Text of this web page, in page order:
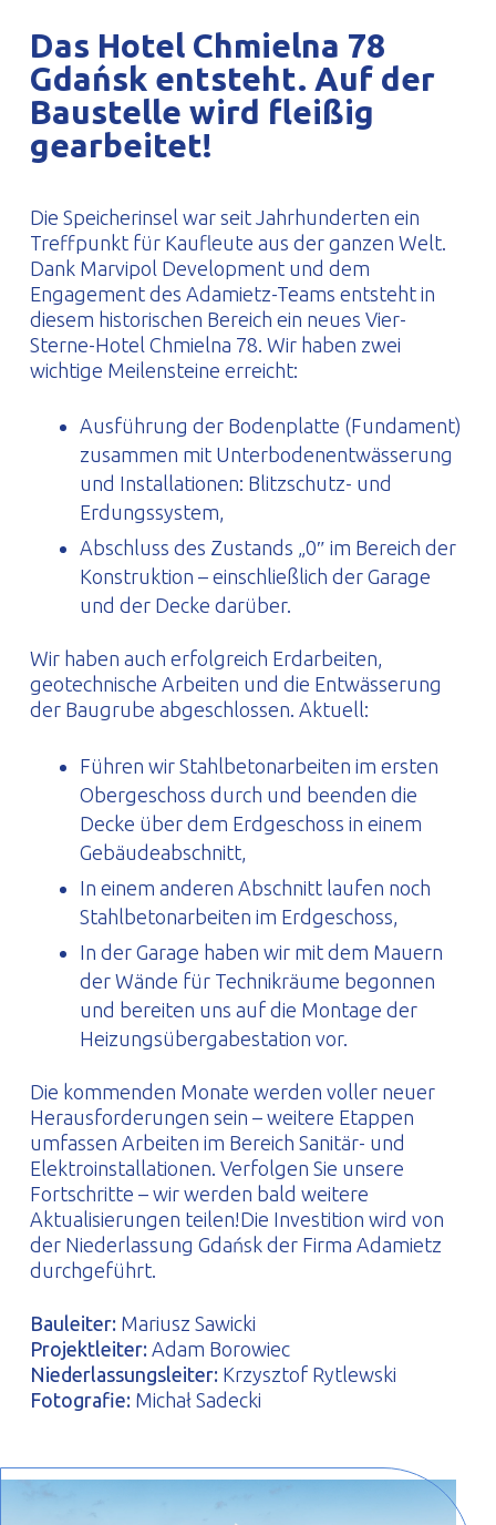
Das Hotel Chmielna 78
Gdańsk entsteht. Auf der
Baustelle wird fleißig
gearbeitet!
Die Speicherinsel war seit Jahrhunderten ein
Treffpunkt für Kaufleute aus der ganzen Welt.
Dank Marvipol Development und dem
Engagement des Adamietz-Teams entsteht in
diesem historischen Bereich ein neues Vier-
Sterne-Hotel Chmielna 78. Wir haben zwei
wichtige Meilensteine erreicht:
Ausführung der Bodenplatte (Fundament)
zusammen mit Unterbodenentwässerung
und Installationen: Blitzschutz- und
Erdungssystem,
Abschluss des Zustands „0″ im Bereich der
Konstruktion – einschließlich der Garage
und der Decke darüber.
Wir haben auch erfolgreich Erdarbeiten,
geotechnische Arbeiten und die Entwässerung
der Baugrube abgeschlossen. Aktuell:
Führen wir Stahlbetonarbeiten im ersten
Obergeschoss durch und beenden die
Decke über dem Erdgeschoss in einem
Gebäudeabschnitt,
In einem anderen Abschnitt laufen noch
Stahlbetonarbeiten im Erdgeschoss,
In der Garage haben wir mit dem Mauern
der Wände für Technikräume begonnen
und bereiten uns auf die Montage der
Heizungsübergabestation vor.
Die kommenden Monate werden voller neuer
Herausforderungen sein – weitere Etappen
umfassen Arbeiten im Bereich Sanitär- und
Elektroinstallationen. Verfolgen Sie unsere
Fortschritte – wir werden bald weitere
Aktualisierungen teilen!Die Investition wird von
der Niederlassung Gdańsk der Firma Adamietz
durchgeführt.
Bauleiter:Mariusz Sawicki
Projektleiter:Adam Borowiec
Niederlassungsleiter:Krzysztof Rytlewski
Fotografie:Michał Sadecki